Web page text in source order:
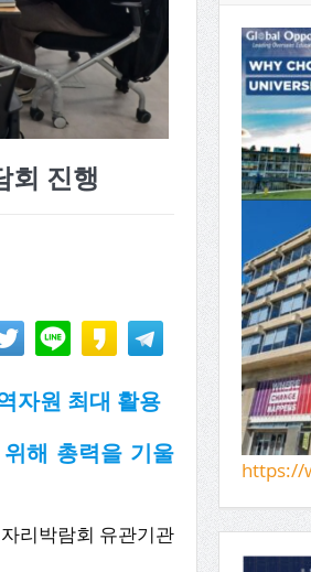
회 진행
자원 최대 활용
해 총력을 기울
리박람회 유관기관
https://